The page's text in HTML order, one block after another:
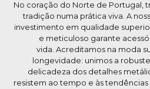
No coração do Norte de Portugal,
tradição numa prática viva. A
investimento em qualidade
e meticuloso garante
vida. Acreditamos na moda
longevidade: unimos a
delicadeza dos detalhes
resistem ao tempo e às tendências